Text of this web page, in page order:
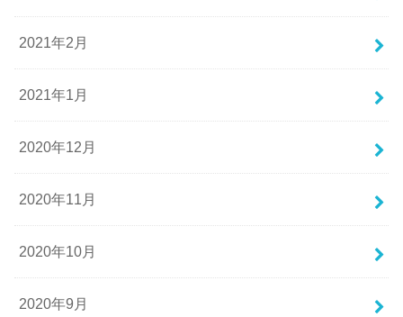
2021年2月
2021年1月
2020年12月
2020年11月
2020年10月
2020年9月